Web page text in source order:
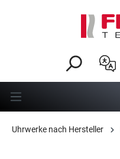
Uhrwerke nach Hersteller